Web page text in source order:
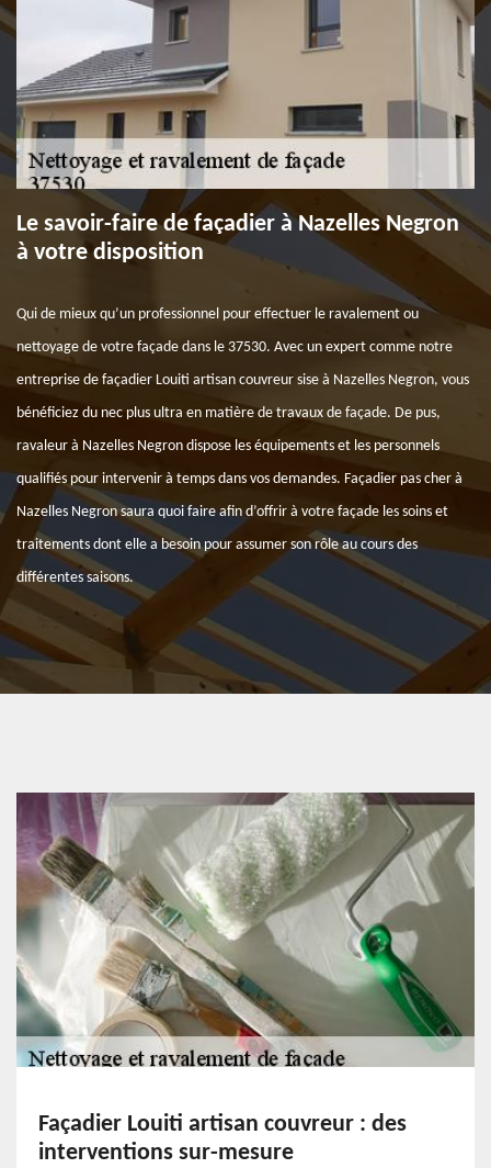
Le savoir-faire de façadier à Nazelles Negron
à votre disposition
Qui de mieux qu’un professionnel pour effectuer le ravalement ou
nettoyage de votre façade dans le 37530. Avec un expert comme notre
entreprise de façadier Louiti artisan couvreur sise à Nazelles Negron, vous
bénéficiez du nec plus ultra en matière de travaux de façade. De pus,
ravaleur à Nazelles Negron dispose les équipements et les personnels
qualifiés pour intervenir à temps dans vos demandes. Façadier pas cher à
Nazelles Negron saura quoi faire afin d’offrir à votre façade les soins et
traitements dont elle a besoin pour assumer son rôle au cours des
différentes saisons.
Façadier Louiti artisan couvreur : des
interventions sur-mesure